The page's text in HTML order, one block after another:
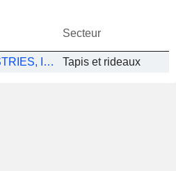
Secteur
MOHAWK INDUSTRIES, INC. Tapis et rideaux